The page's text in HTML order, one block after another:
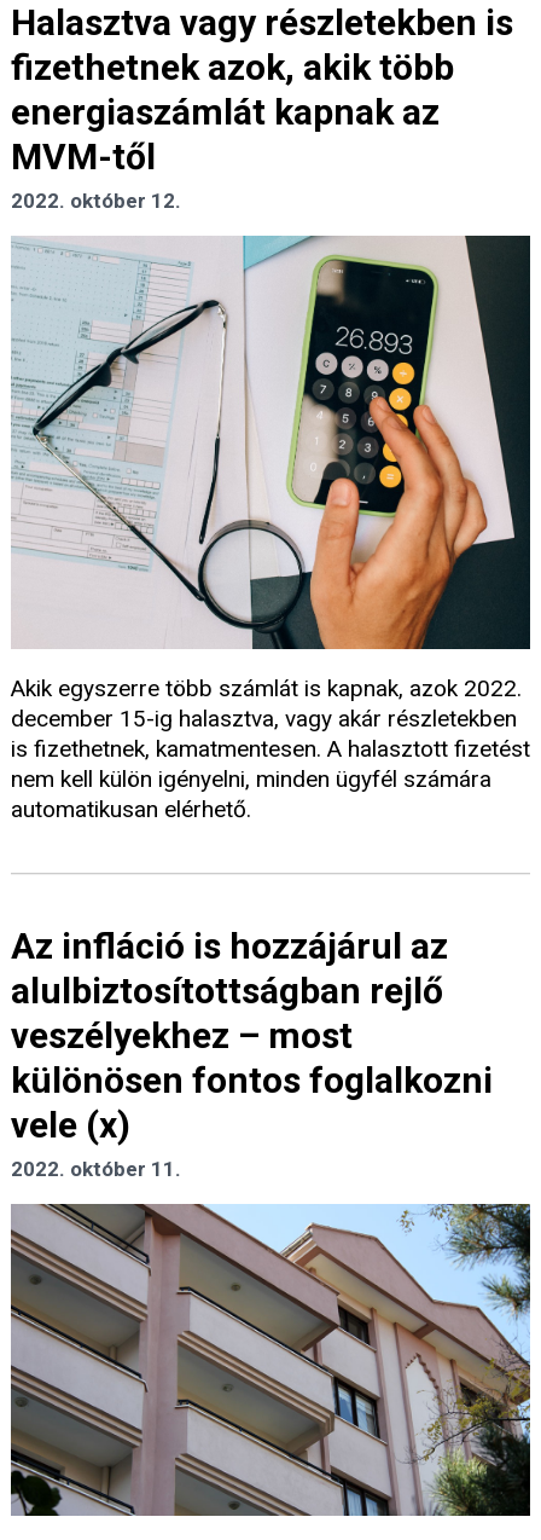
Halasztva vagy részletekben is
fizethetnek azok, akik több
energiaszámlát kapnak az
MVM-től
2022. október 12.
Akik egyszerre több számlát is kapnak, azok 2022.
december 15-ig halasztva, vagy akár részletekben
is fizethetnek, kamatmentesen. A halasztott fizetést
nem kell külön igényelni, minden ügyfél számára
automatikusan elérhető.
Az infláció is hozzájárul az
alulbiztosítottságban rejlő
veszélyekhez – most
különösen fontos foglalkozni
vele (x)
2022. október 11.